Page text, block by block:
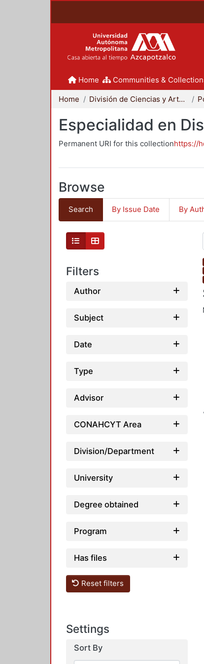
Home Communities &
Home División de Ciencias y Artes para el Diseño
Especialidad en
Permanent URI for this collectionhttps://
Browse
Search By Issue Date By
Filters
Author
Subject
Date
Type
Advisor
CONAHCYT Area
Division/Department
University
Degree obtained
Program
Has files
Reset filters
Settings
Sort By